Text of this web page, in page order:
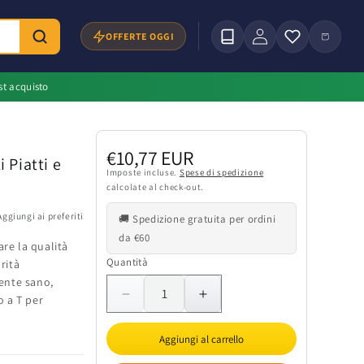
OFFERTE OGGI Accedi Carrello
acquisto
Piatti e
ai preferiti
la qualità
sano,
a T per
Prezzo
di
listino
€10,77 EUR
Imposte incluse. Spese di spedizione
calcolate al check-out.
🚚 Spedizione gratuita per ordini
da €60
Quantità
Quantità
Diminuisci
quantità
Raccordo
Aumenta
quantità
per
Raccordo
Aggiungi al carrello